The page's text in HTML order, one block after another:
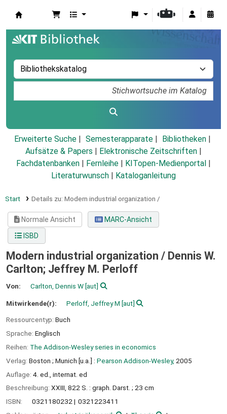
Erweiterte Suche Semesterapparate
Bibliotheken
Aufsätze & Papers
Elektronische Zeitschriften
Fachdatenbanken
Fernleihe KITopen-Medienportal
Literaturwunsch
Kataloganleitung
Start Details zu: Modern industrial organization /
Normale Ansicht
MARC-Ansicht
ISBD
Modern industrial organization / Dennis W.
Carlton; Jeffrey M. Perloff
Von: Carlton, Dennis W[aut]
Mitwirkende(r): Perloff, Jeffrey M [aut]
Ressourcentyp: Buch
Sprache: Englisch
Reihen: The Addison-Wesley series in economics
Verlag: Boston ; Munich [u.a.] : Pearson Addison-Wesley, 2005
Auflage: 4. ed., internat. ed
Beschreibung: XXIII, 822 S. : graph. Darst. ; 23 cm
ISBN:
0321180232
0321223411